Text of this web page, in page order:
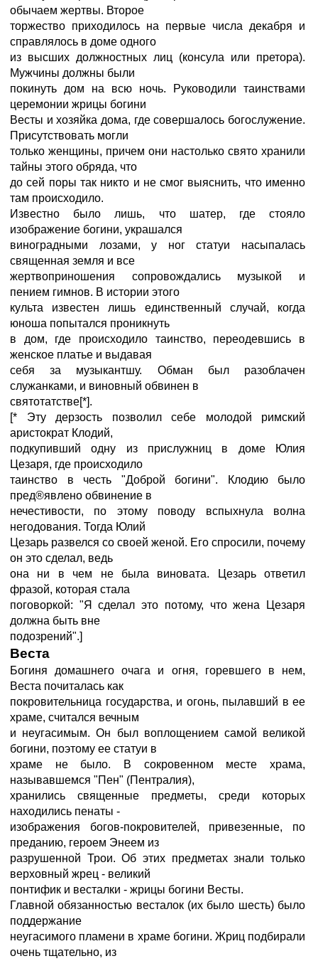
обычаем жертвы. Второе
торжество приходилось на первые числа декабря и
справлялось в доме одного
из высших должностных лиц (консула или претора).
Мужчины должны были
покинуть дом на всю ночь. Руководили таинствами
церемонии жрицы богини
Весты и хозяйка дома, где совершалось богослужение.
Присутствовать могли
только женщины, причем они настолько свято хранили
тайны этого обряда, что
до сей поры так никто и не смог выяснить, что именно
там происходило.
Известно было лишь, что шатер, где стояло
изображение богини, украшался
виноградными лозами, у ног статуи насыпалась
священная земля и все
жертвоприношения сопровождались музыкой и
пением гимнов. В истории этого
культа известен лишь единственный случай, когда
юноша попытался проникнуть
в дом, где происходило таинство, переодевшись в
женское платье и выдавая
себя за музыкантшу. Обман был разоблачен
служанками, и виновный обвинен в
святотатстве[*].
[* Эту дерзость позволил себе молодой римский
аристократ Клодий,
подкупивший одну из прислужниц в доме Юлия
Цезаря, где происходило
таинство в честь "Доброй богини". Клодию было
пред®явлено обвинение в
нечестивости, по этому поводу вспыхнула волна
негодования. Тогда Юлий
Цезарь развелся со своей женой. Его спросили, почему
он это сделал, ведь
она ни в чем не была виновата. Цезарь ответил
фразой, которая стала
поговоркой: "Я сделал это потому, что жена Цезаря
должна быть вне
подозрений".]
Веста
Богиня домашнего очага и огня, горевшего в нем,
Веста почиталась как
покровительница государства, и огонь, пылавший в ее
храме, считался вечным
и неугасимым. Он был воплощением самой великой
богини, поэтому ее статуи в
храме не было. В сокровенном месте храма,
называвшемся "Пен" (Пентралия),
хранились священные предметы, среди которых
находились пенаты -
изображения богов-покровителей, привезенные, по
преданию, героем Энеем из
разрушенной Трои. Об этих предметах знали только
верховный жрец - великий
понтифик и весталки - жрицы богини Весты.
Главной обязанностью весталок (их было шесть) было
поддержание
неугасимого пламени в храме богини. Жриц подбирали
очень тщательно, из